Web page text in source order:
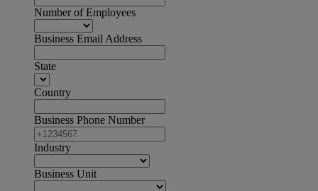
Number of Employees
Business Email Address
State
Country
Business Phone Number
Industry
Business Unit